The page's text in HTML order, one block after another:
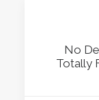
No
Totally